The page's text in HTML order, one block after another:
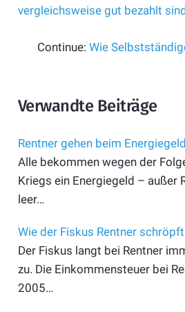
vergleichsweise gut bezahlt
Continue: Wie
Verwandte Beiträge
Rentner gehen beim
Alle bekommen wegen der
Kriegs ein Energiegeld – außer
leer…
Wie der Fiskus Rentner schröpft
Der Fiskus langt bei Rentner
zu. Die Einkommensteuer bei
2005…